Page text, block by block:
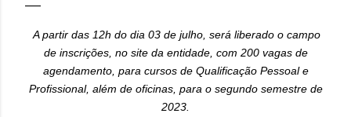
A partir das 12h do dia 03 de julho, será liberado o campo
de inscrições, no site da entidade, com 200 vagas de
agendamento, para cursos de Qualificação Pessoal e
Profissional, além de oficinas, para o segundo semestre de
2023.